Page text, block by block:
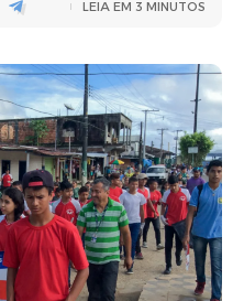
LEIA EM 3 MINUTOS